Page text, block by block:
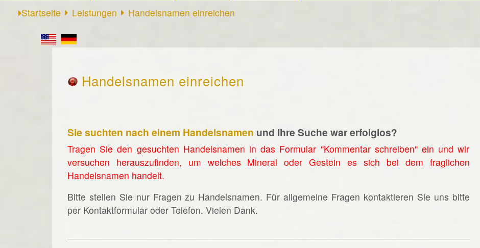
Startseite Leistungen Handelsnamen einreichen
Handelsnamen einreichen
Sie suchten nach einem Handelsnamen und Ihre Suche war erfolglos?
Tragen Sie den gesuchten Handelsnamen in das Formular "Kommentar schreiben" ein und wir
versuchen herauszufinden, um welches Mineral oder Gestein es sich bei dem fraglichen
Handelsnamen handelt.
Bitte stellen Sie nur Fragen zu Handelsnamen. Für allgemeine Fragen kontaktieren Sie uns bitte
per Kontaktformular oder Telefon. Vielen Dank.